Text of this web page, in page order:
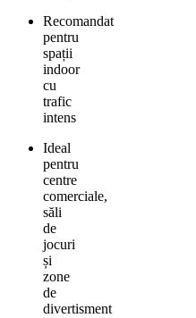
Recomandat
pentru
spații
indoor
cu
trafic
intens
Ideal
pentru
centre
comerciale,
săli
de
jocuri
și
zone
de
divertisment